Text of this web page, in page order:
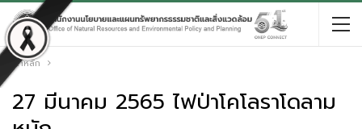
หน้าหลัก
27 มีนาคม 2565 ไฟป่าโคโลราโดลาม